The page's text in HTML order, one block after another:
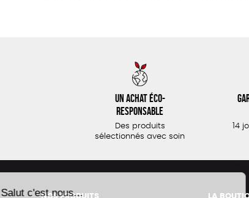
Un achat éco-
responsable
Des produits
sélectionnés avec soin
14